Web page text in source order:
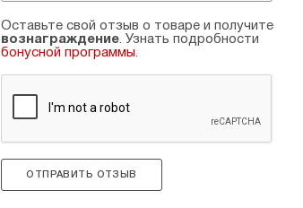
Оставьте свой отзыв о товаре и получите
вознаграждение. Узнать подробности
бонусной программы.
ОТПРАВИТЬ ОТЗЫВ